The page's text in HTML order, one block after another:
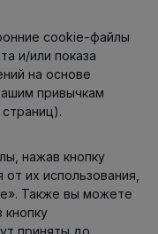
cookie-файлы
и/или показа
на основе
привычкам
нажав кнопку
их использования,
Также вы можете
приняты до